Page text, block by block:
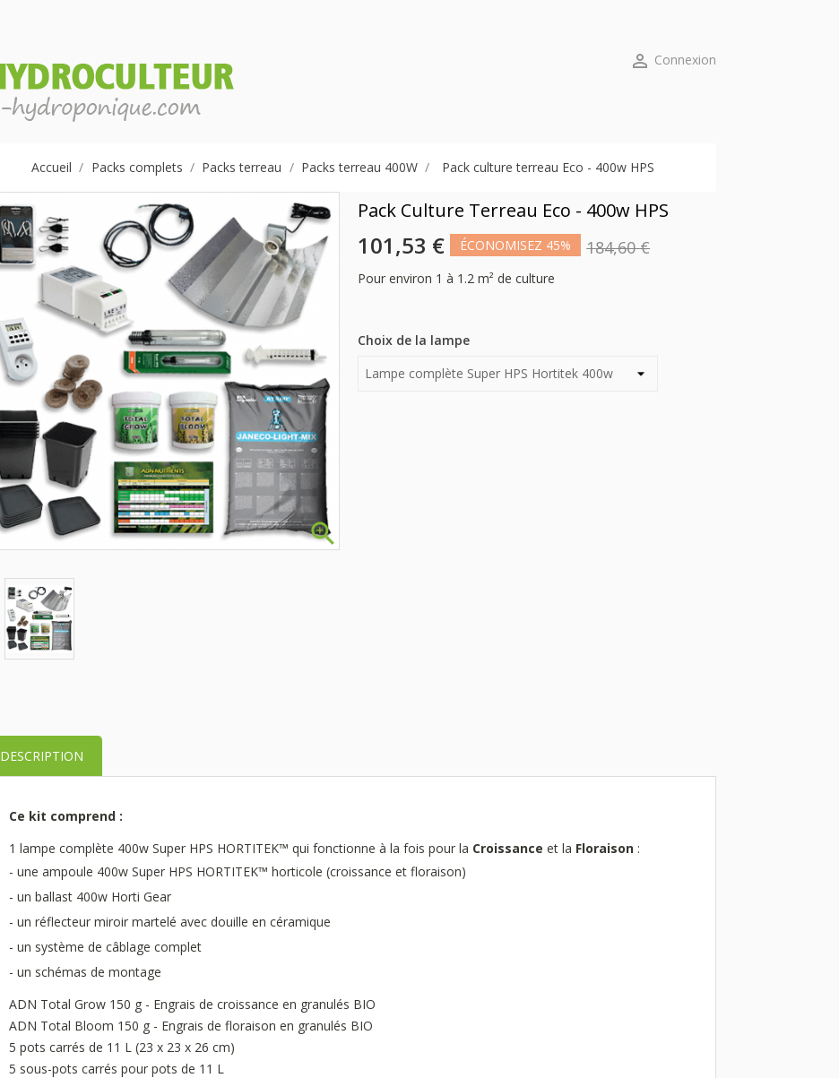
 Connexion
Accueil Packs complets Packs terreau Packs terreau 400W Pack culture terreau Eco - 400w HPS

Pack Culture Terreau Eco - 400w HPS
101,53 € ÉCONOMISEZ 45% 184,60 €
Pour environ 1 à 1.2 m² de culture
Choix de la lampe
DESCRIPTION
Ce kit comprend :
1 lampe complète 400w Super HPS HORTITEK™ qui fonctionne à la fois pour la Croissanceet la Floraison :
- une ampoule 400w Super HPS HORTITEK™ horticole (croissance et floraison)
- un ballast 400w Horti Gear
- un réflecteur miroir martelé avec douille en céramique
- un système de câblage complet
- un schémas de montage
ADN Total Grow 150 g - Engrais de croissance en granulés BIO
ADN Total Bloom 150 g - Engrais de floraison en granulés BIO
5 pots carrés de 11 L (23 x 23 x 26 cm)
5 sous-pots carrés pour pots de 11 L